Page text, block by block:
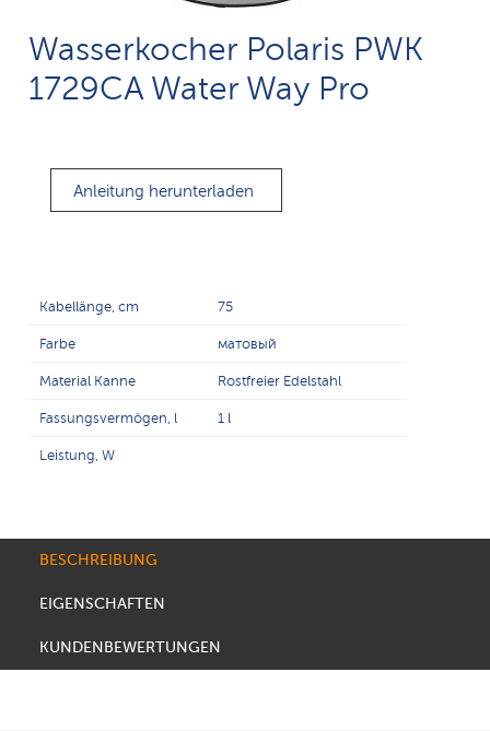
Wasserkocher Polaris PWK
1729CA Water Way Pro
Anleitung herunterladen
Kabellänge, cm 75
Farbe матовый
Material Kanne Rostfreier Edelstahl
Fassungsvermögen, l 1 l
Leistung, W
BESCHREIBUNG
EIGENSCHAFTEN
KUNDENBEWERTUNGEN